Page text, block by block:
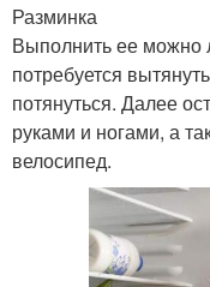
Разминка
Выполнить ее можно
потребуется
потянуться. Далее
руками и ногами, а
велосипед.